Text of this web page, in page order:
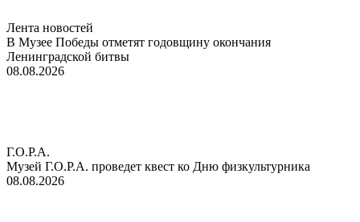
Лента новостей
В Музее Победы отметят годовщину окончания
Ленинградской битвы
08.08.2026
Г.О.Р.А.
Музей Г.О.Р.А. проведет квест ко Дню физкультурника
08.08.2026